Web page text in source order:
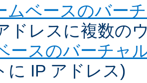
ムベースのバー
ドレスに複数の
ースのバーチャ
に IP アドレス)